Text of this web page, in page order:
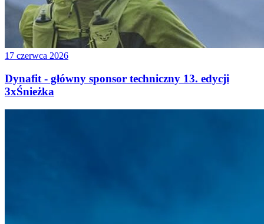
17 czerwca 2026
Dynafit - główny sponsor techniczny 13. edycji
3xŚnieżka